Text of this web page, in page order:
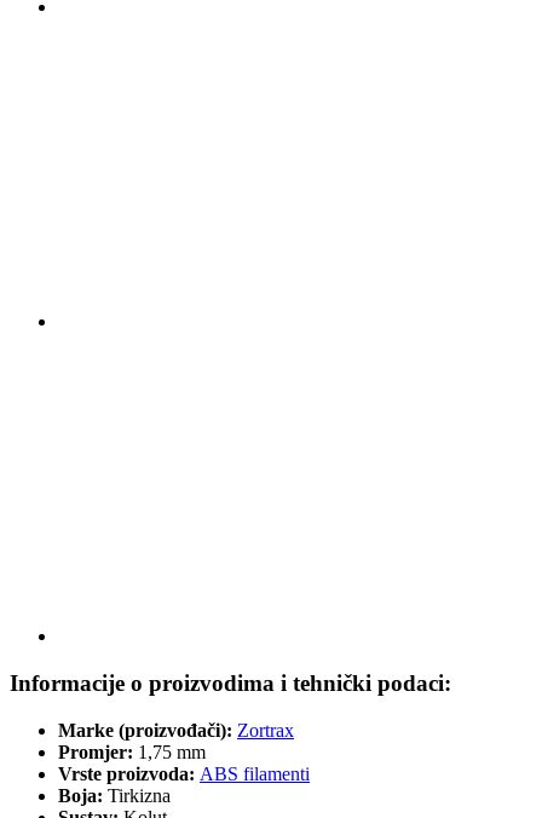
Informacije o proizvodima i tehnički podaci:
Marke (proizvođači): Zortrax
Promjer: 1,75 mm
Vrste proizvoda: ABS filamenti
Boja: Tirkizna